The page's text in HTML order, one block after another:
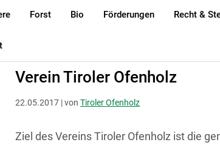
Forst Bio Förderungen Recht &
Verein Tiroler Ofenholz
22.05.2017 | von Tiroler Ofenholz
Ziel des Vereins Tiroler Ofenholz ist die